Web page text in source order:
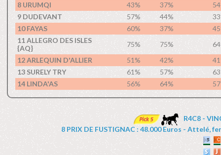
8 URUMQI
43% 37%
9 DUDEVANT
57% 44%
10 FAYAS
60% 37%
11 ALLEGRO DES ISLES
{AQ}
75% 75%
12 ARLEQUIN D'ALLIER
51% 42%
13 SURELY TRY
61% 57%
14 LINDA'AS
56% 64%
R4C8 -
8 PRIX DE FUSTIGNAC : 48.000 Euros - Attelé,